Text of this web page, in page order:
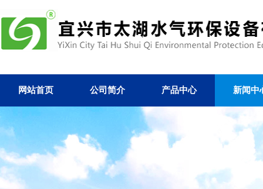
网站首页 公司简介 产品中心 新闻中